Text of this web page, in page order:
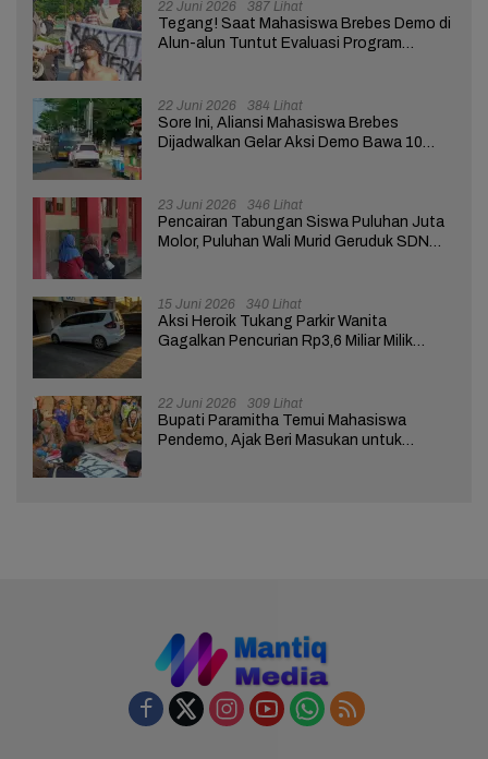
22 Juni 2026 387 Lihat
Tegang! Saat Mahasiswa Brebes Demo di
Alun-alun Tuntut Evaluasi Program
22 Juni 2026 384 Lihat
Sore Ini, Aliansi Mahasiswa Brebes
Dijadwalkan Gelar Aksi Demo Bawa 10
23 Juni 2026 346 Lihat
Pencairan Tabungan Siswa Puluhan Juta
Molor, Puluhan Wali Murid Geruduk SDN
15 Juni 2026 340 Lihat
Aksi Heroik Tukang Parkir Wanita
Gagalkan Pencurian Rp3,6 Miliar Milik
22 Juni 2026 309 Lihat
Bupati Paramitha Temui Mahasiswa
Pendemo, Ajak Beri Masukan untuk